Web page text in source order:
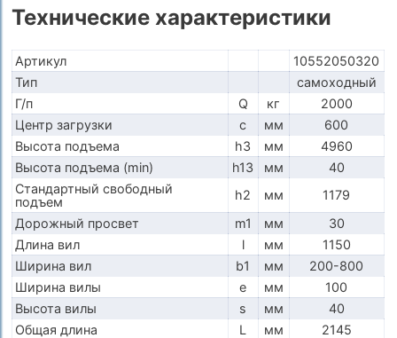
Технические характеристики
Артикул
10552050320
Тип
самоходный
Г/п
Q кг
2000
Центр загрузки
c мм
600
Высота подъема
h3 мм
4960
Высота подъема (min)
h13 мм
40
Стандартный свободный
подъем
h2 мм
1179
Дорожный просвет
m1 мм
30
Длина вил
l мм
1150
Ширина вил
b1 мм
200-800
Ширина вилы
e мм
100
Высота вилы
s мм
40
Общая длина
L мм
2145